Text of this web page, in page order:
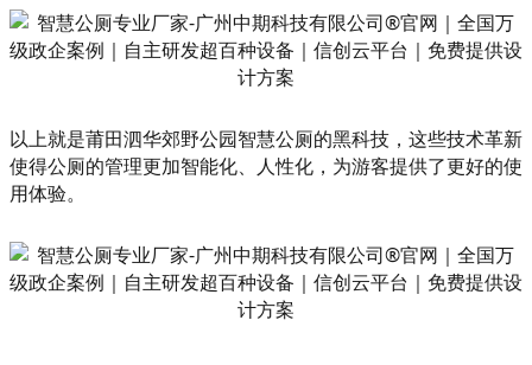
以上就是莆田泗华郊野公园智慧公厕的黑科技，这些技术革新
使得公厕的管理更加智能化、人性化，为游客提供了更好的使
用体验。